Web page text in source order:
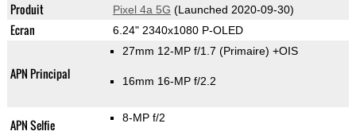
Produit Pixel 4a 5G (Launched 2020-09-30)
Ecran 6.24" 2340x1080 P-OLED
APN Principal
27mm 12-MP f/1.7 (Primaire) +OIS
16mm 16-MP f/2.2
APN Selfie 8-MP f/2